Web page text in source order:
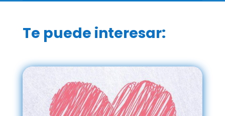
Te puede interesar: